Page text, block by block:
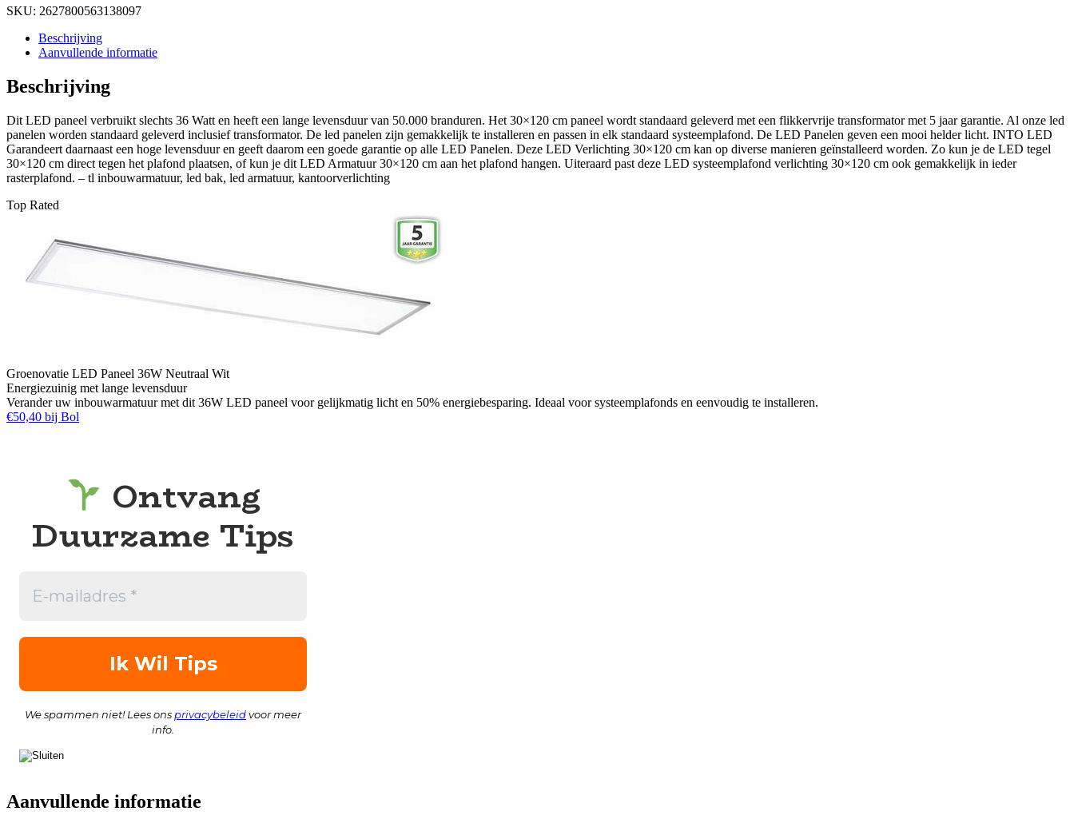
SKU: 2627800563138097
Beschrijving
Aanvullende informatie
Beschrijving
Dit LED paneel verbruikt slechts 36 Watt en heeft een lange levensduur van 50.000 branduren. Het 30×120 cm paneel wordt standaard geleverd met een flikkervrije transformator met 5 jaar garantie. Al onze led
panelen worden standaard geleverd inclusief transformator. De led panelen zijn gemakkelijk te installeren en passen in elk standaard systeemplafond. De LED Panelen geven een mooi helder licht. INTO LED
Garandeert daarnaast een hoge levensduur en geeft daarom een goede garantie op alle LED Panelen. Deze LED Verlichting 30×120 cm kan op diverse manieren geïnstalleerd worden. Zo kun je de LED tegel
30×120 cm direct tegen het plafond plaatsen, of kun je dit LED Armatuur 30×120 cm aan het plafond hangen. Uiteraard past deze LED systeemplafond verlichting 30×120 cm ook gemakkelijk in ieder
rasterplafond. – tl inbouwarmatuur, led bak, led armatuur, kantoorverlichting
Top Rated
Groenovatie LED Paneel 36W Neutraal Wit
Energiezuinig met lange levensduur
Verander uw inbouwarmatuur met dit 36W LED paneel voor gelijkmatig licht en 50% energiebesparing. Ideaal voor systeemplafonds en eenvoudig te installeren.
€50,40 bij Bol
Ontvang
Duurzame Tips
We spammen niet! Lees ons privacybeleidvoor meer
info.
Aanvullende informatie